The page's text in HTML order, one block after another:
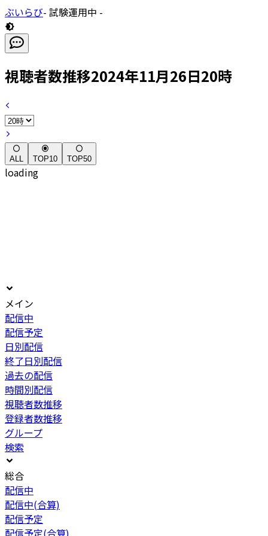
ぶいらび- 試験運用中 -
視聴者数推移2024年11月26日20時
ALL TOP10 TOP50
loading
メイン
配信中
配信予定
日別配信
終了日別配信
過去の配信
時間別配信
視聴者数推移
登録者数推移
グループ
検索
総合
配信中
配信中(合算)
配信予定
配信予定(合算)